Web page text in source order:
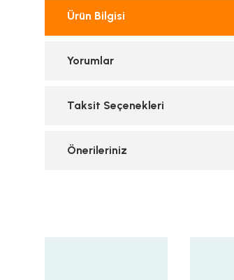
Ürün Bilgisi
Yorumlar
Taksit Seçenekleri
Önerileriniz